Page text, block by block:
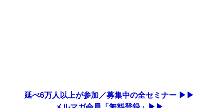
延べ6万人以上が参加／募集中の全セミナー ▶▶